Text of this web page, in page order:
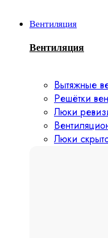
Вентиляция
Вентиляция
Вытяжные
Решётки
Люки
Люки